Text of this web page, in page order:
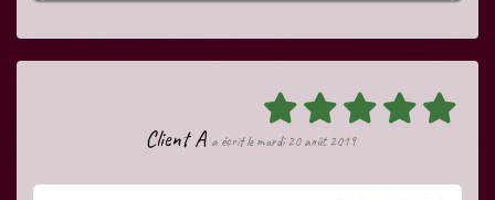
Client A a écrit le mardi 20 août 2019